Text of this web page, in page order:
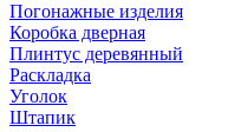
Погонажные изделия
Коробка дверная
Плинтус деревянный
Раскладка
Уголок
Штапик